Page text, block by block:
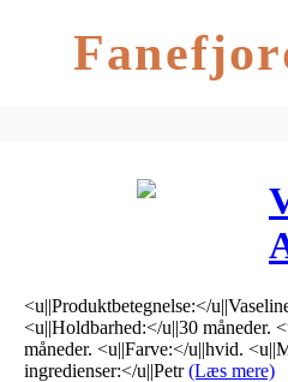
<u||Produktbetegnelse:</
<u||Holdbarhed:</u||30 måneder.
måneder. <u||Farve:</u||hvid.
ingredienser:</u||Petr(Læs mere)